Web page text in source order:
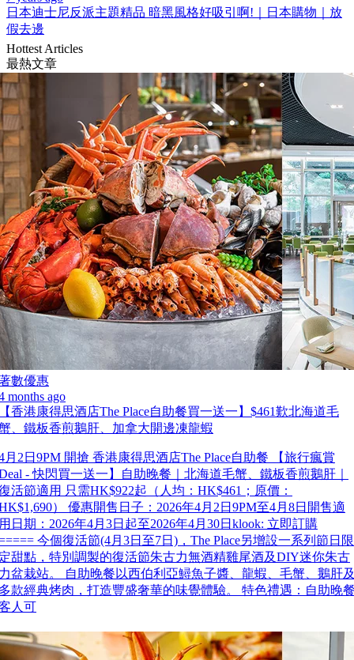
日本迪士尼反派主題精品 暗黑風格好吸引啊!｜日本購物｜放
假去邊
Hottest Articles
最熱文章
數優惠
months ago
香港康得思酒店The Place自助餐買一送一】$461歎北海道毛
、鐵板香煎鵝肝、加拿大開邊凍龍蝦
月2日9PM 開搶 香港康得思酒店The Place自助餐 【旅行瘋賞
- 快閃買一送一】自助晚餐｜北海道毛蟹、鐵板香煎鵝肝｜
活節適用 只需HK$922起（人均：HK$461；原價：
） 優惠開售日子：2026年4月2日9PM至4月8日開售適
日期：2026年4月3日起至2026年4月30日klook: 立即訂購
今個復活節(4月3日至7日)，The Place另增設一系列節日限
甜點，特別調製的復活節朱古力無酒精雞尾酒及DIY迷你朱古
盆栽站。 自助晚餐以西伯利亞鱘魚子醬、龍蝦、毛蟹、鵝肝
款經典烤肉，打造豐盛奢華的味覺體驗。 特色禮遇：自助晚
人可